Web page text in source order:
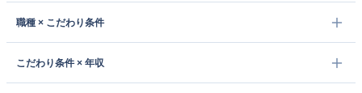
職種 × こだわり条件
こだわり条件 × 年収